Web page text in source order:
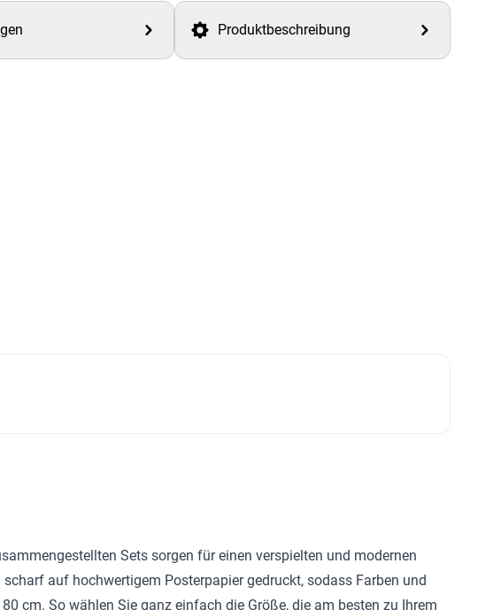
Produktbeschreibung
Sets sorgen für einen verspielten und modernen
auf hochwertigem Posterpapier gedruckt, sodass Farben und
cm. So wählen Sie ganz einfach die Größe, die am besten zu Ihrem